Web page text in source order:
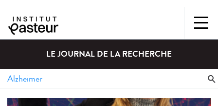
LE JOURNAL DE LA RECHERCHE